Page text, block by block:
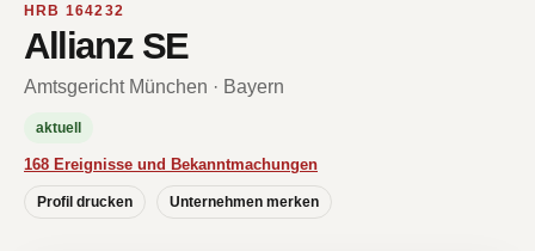
HRB 164232
Allianz SE
Amtsgericht München · Bayern
aktuell
168 Ereignisse und Bekanntmachungen
Profil drucken Unternehmen merken